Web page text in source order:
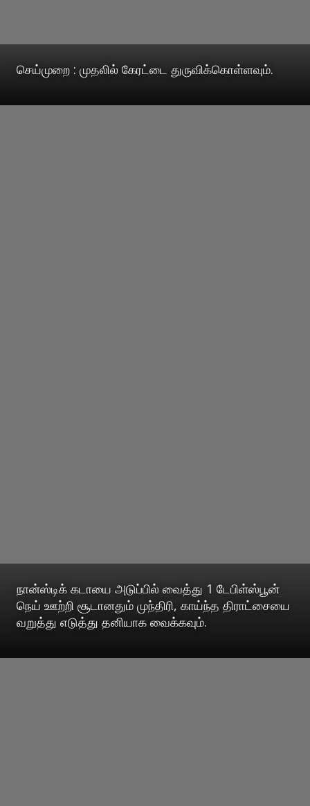
செய்முறை : முதலில் கேரட்டை துருவிக்கொள்ளவும்.
நான்ஸ்டிக் கடாயை அடுப்பில் வைத்து 1 டேபிள்ஸ்பூன்
நெய் ஊற்றி சூடானதும் முந்திரி, காய்ந்த திராட்சையை
வறுத்து எடுத்து தனியாக வைக்கவும்.